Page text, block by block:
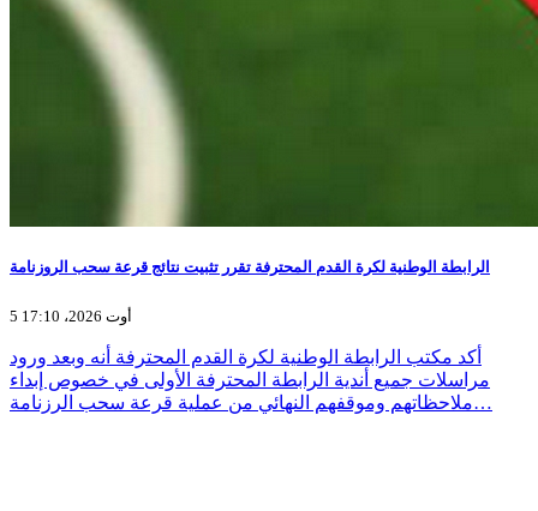
الرابطة الوطنية لكرة القدم المحترفة تقرر تثبيت نتائج قرعة سحب الروزنامة
5 أوت 2026، 17:10
أكد مكتب الرابطة الوطنية لكرة القدم المحترفة أنه وبعد ورود
مراسلات جميع أندية الرابطة المحترفة الأولى في خصوص إبداء
ملاحظاتهم وموقفهم النهائي من عملية قرعة سحب الرزنامة…